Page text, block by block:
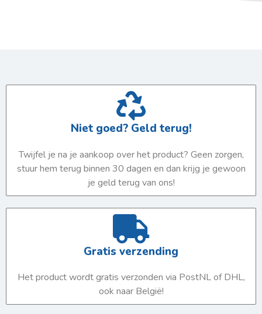
Niet goed? Geld terug!
Twijfel je na je aankoop over het product? Geen zorgen,
stuur hem terug binnen 30 dagen en dan krijg je gewoon
je geld terug van ons!
Gratis verzending
Het product wordt gratis verzonden via PostNL of DHL,
ook naar België!